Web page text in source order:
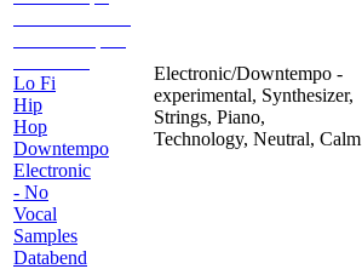
Lo Fi
Hip
Hop
Downtempo
Electronic
- No
Vocal
Samples
Databend
Electronic/Downtempo -
experimental, Synthesizer,
Strings, Piano,
Technology, Neutral, Calm